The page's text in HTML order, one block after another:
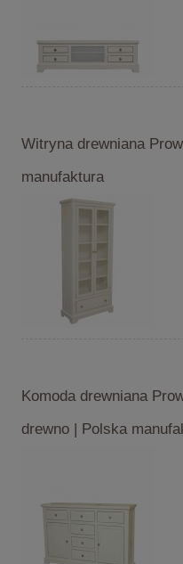
Witryna drewniana
manufaktura
Komoda drewniana
drewno | Polska